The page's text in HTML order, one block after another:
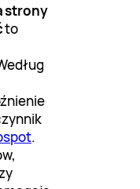
strony
to
.